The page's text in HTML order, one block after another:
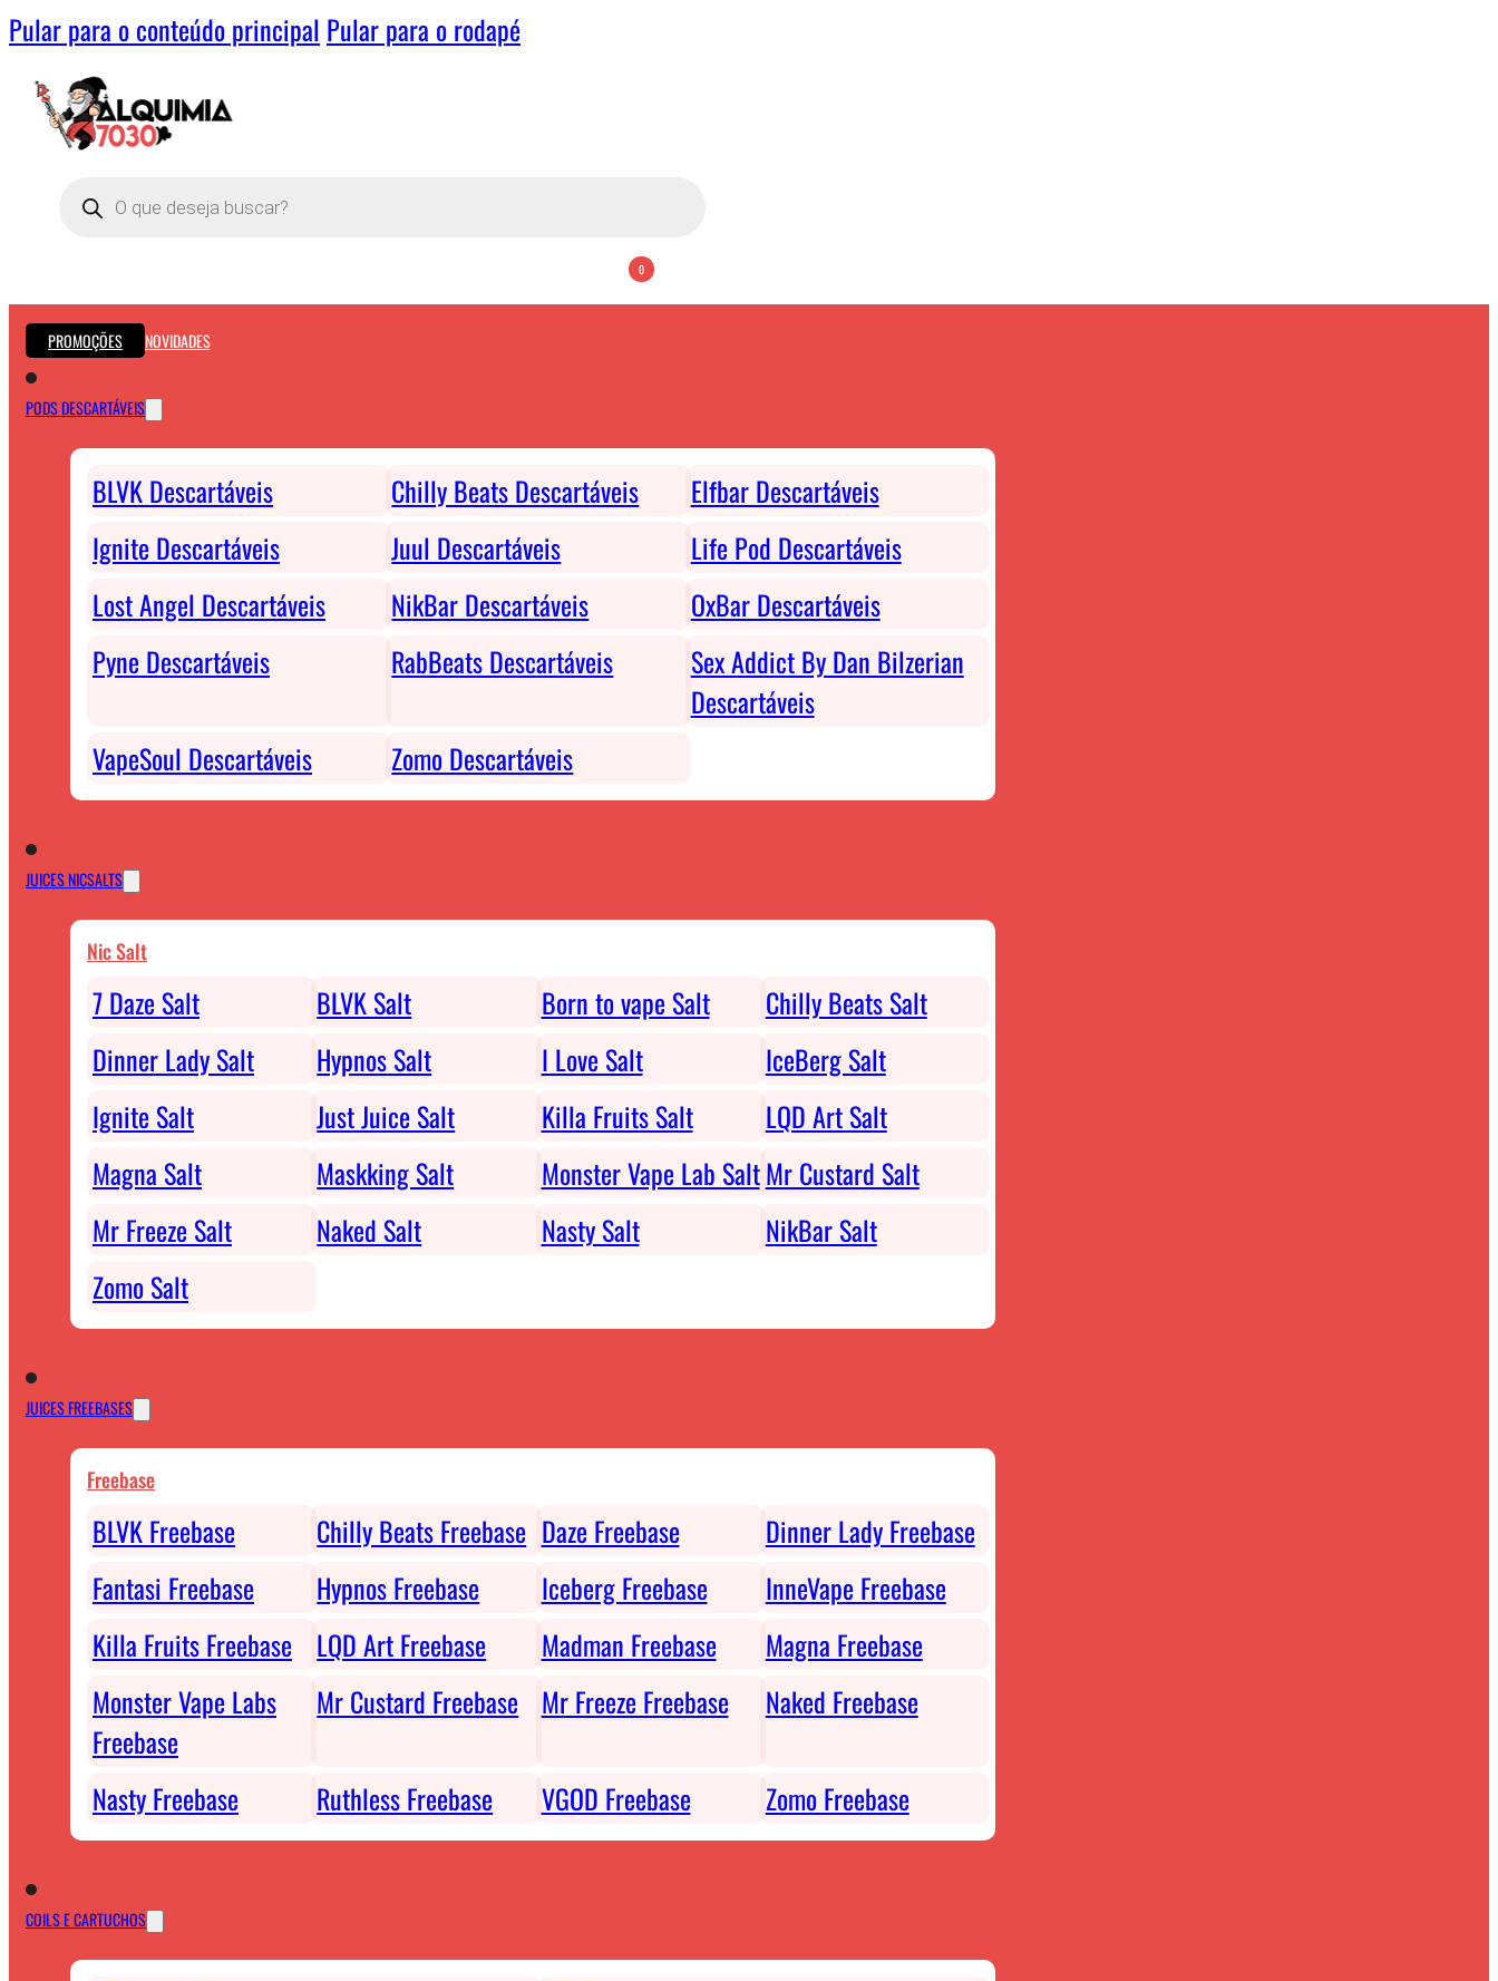
Pular para o conteúdo principal Pular para o rodapé
Pesquisar
produtos
0
PROMOÇÕES NOVIDADES
PODS DESCARTÁVEIS
BLVK Descartáveis Chilly Beats Descartáveis
Elfbar Descartáveis
Ignite Descartáveis
Juul Descartáveis
Life Pod Descartáveis
Lost Angel Descartáveis
NikBar Descartáveis
OxBar Descartáveis
Pyne Descartáveis
RabBeats Descartáveis
Sex Addict By Dan Bilzerian
Descartáveis
VapeSoul Descartáveis
Zomo Descartáveis
JUICES NICSALTS
Nic Salt
7 Daze Salt BLVK Salt Born to vape Salt
Chilly Beats Salt
Dinner Lady Salt
Hypnos Salt I Love Salt
IceBerg Salt
Ignite Salt
Just Juice Salt Killa Fruits Salt
LQD Art Salt
Magna Salt
Maskking Salt Monster Vape Lab SaltMr Custard Salt
Mr Freeze Salt
Naked Salt Nasty Salt
NikBar Salt
Zomo Salt
JUICES FREEBASES
Freebase
BLVK Freebase Chilly Beats Freebase Daze Freebase
Dinner Lady Freebase
Fantasi Freebase
Hypnos Freebase Iceberg Freebase
InneVape Freebase
Killa Fruits Freebase
LQD Art Freebase Madman Freebase
Magna Freebase
Monster Vape Labs
Freebase
Mr Custard Freebase Mr Freeze Freebase Naked Freebase
Nasty Freebase Ruthless Freebase VGOD Freebase Zomo Freebase
COILS E CARTUCHOS